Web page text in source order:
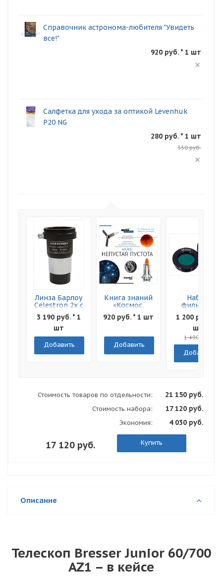
Справочник астронома-любителя "Увидеть
все!"
920 руб. * 1 шт
Салфетка для ухода за оптикой Levenhuk
P20 NG
280 руб. * 1 шт
350 руб.
Линза Барлоу
Celestron 2x с
Т-адаптером,
1,25"
3 190 руб. * 1
шт
Добавить
Книга знаний
«Космос.
Непустая
пустота»
обложка
920 руб. * 1 шт
Добавить
Набор
фильтров
Levenhuk F2
Луна и Марс
1 200 руб. * 1
шт
1 490 руб.
Добавить
Стоимость товаров по отдельности: 21 150 руб.
Стоимость набора: 17 120 руб.
Экономия: 4 030 руб.
17 120 руб. Купить
Описание
Телескоп Bresser Junior 60/700
AZ1 – в кейсе